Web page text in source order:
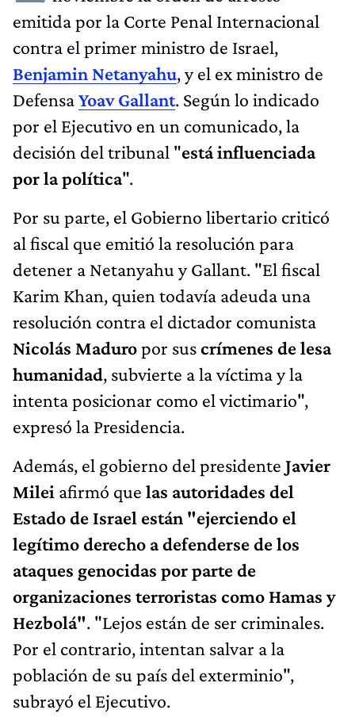
emitida por la Corte Penal Internacional
contra el primer ministro de Israel,
Benjamin Netanyahu, y el ex ministro de
DefensaYoav Gallant. Según lo indicado
por el Ejecutivo en un comunicado, la
decisión del tribunal "está influenciada
por la política".
Por su parte, el Gobierno libertario criticó
al fiscal que emitió la resolución para
detener a Netanyahu y Gallant. "El fiscal
Karim Khan, quien todavía adeuda una
resolución contra el dictador comunista
Nicolás Maduropor suscrímenes de lesa
humanidad, subvierte a la víctima y la
intenta posicionar como el victimario",
expresó la Presidencia.
Además, el gobierno del presidente Javier
Milei afirmó que las autoridades del
Estado de Israel están "ejerciendo el
legítimo derecho a defenderse de los
ataques genocidas por parte de
organizaciones terroristas como Hamas y
Hezbolá". "Lejos están de ser criminales.
Por el contrario, intentan salvar a la
población de su país del exterminio",
subrayó el Ejecutivo.